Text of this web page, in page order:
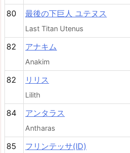
80 最後の下巨人 ユテヌス
Last Titan Utenus
82 アナキム
Anakim
82 リリス
Lilith
84 アンタラス
Antharas
85 フリンテッサ(ID)